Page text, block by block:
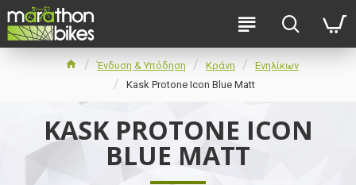
Ένδυση & Υπόδηση Κράνη
Ενηλίκων
Kask Protone Icon Blue Matt
KASK PROTONE ICON
BLUE MATT